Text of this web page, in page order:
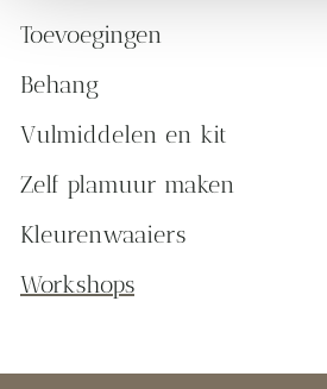
Toevoegingen
Behang
Vulmiddelen en kit
Zelf plamuur maken
Kleurenwaaiers
Workshops